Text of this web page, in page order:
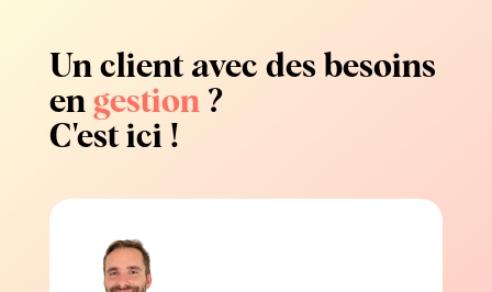
Un client avec des besoins
en gestion ?
C'est ici !